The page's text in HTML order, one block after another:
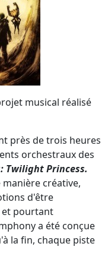
musical réalisé
près de trois heures
orchestraux des
Twilight Princess.
manière créative,
d'être
et pourtant
a été conçue
la fin, chaque piste